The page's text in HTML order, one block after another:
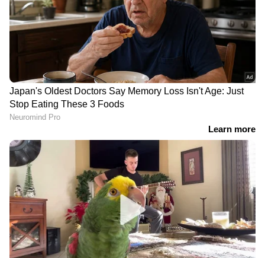
വീട്ടിലെ ഹാളിൽ
കട്ടിലിനടിയിൽ ഒരതിഥി,
കണ്ടു ഭയന്ന് വീട്ടുകാർ;
വിളിച്ചിറക്കി കാട്ടിലയച്ച്
ആർആർടി സംഘം
അരൂരിൽ സ്കൂളിൻ്റെ
മതിലിടിഞ്ഞ് വീണ്
അപകടം; വയോധിക
ദമ്പതികൾക്ക് ഗുരുതര
പരിക്ക്
LATEST VIDEOS